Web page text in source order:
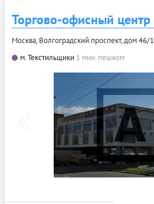
Торгово-офисный
Москва, Волгоградский проспект, дом 46/
м. Текстильщики 1 мин. пешком